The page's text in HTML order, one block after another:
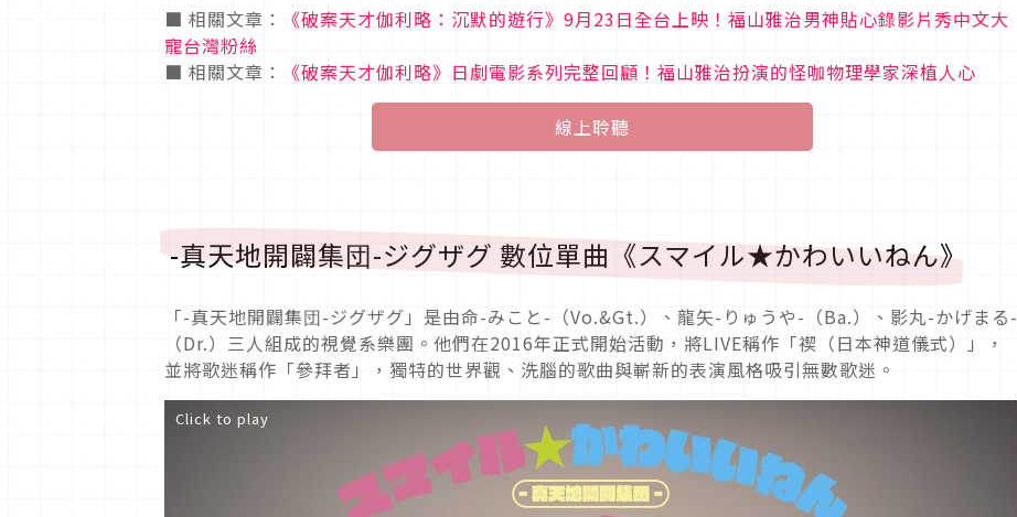
■ 相關文章：
《破案天才伽利略：沉默的遊行》9月23日全台上映！福山雅治男神貼心錄影片秀中文大
寵台灣粉絲
■ 相關文章：
《破案天才伽利略》日劇電影系列完整回顧！福山雅治扮演的怪咖物理學家深植人心
線上聆聽
-真天地開闢集団-ジグザグ 數位單曲《スマイル★かわいいねん》
「-真天地開闢集団-ジグザグ」是由命-みこと-（Vo.&Gt.）、龍矢-りゅうや-（Ba.）、影丸-かげまる-
（Dr.）三人組成的視覺系樂團。他們在2016年正式開始活動，將LIVE稱作「禊（日本神道儀式）」，
並將歌迷稱作「參拜者」，獨特的世界觀、洗腦的歌曲與嶄新的表演風格吸引無數歌迷。
Click to play